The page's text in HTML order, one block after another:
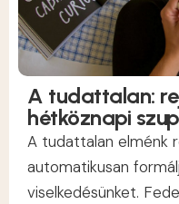
A tudattalan:
hétköznapi
A tudattalan elménk
automatikusan
viselkedésünket.